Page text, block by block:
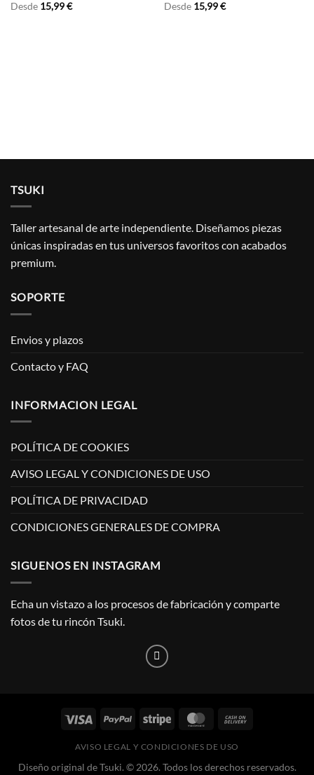
Desde 15,99€
Desde 15,99€
TSUKI
Taller artesanal de arte independiente. Diseñamos piezas
únicas inspiradas en tus universos favoritos con acabados
premium.
SOPORTE
Envios y plazos
Contacto y FAQ
INFORMACION LEGAL
POLÍTICA DE COOKIES
AVISO LEGAL Y CONDICIONES DE USO
POLÍTICA DE PRIVACIDAD
CONDICIONES GENERALES DE COMPRA
SIGUENOS EN INSTAGRAM
Echa un vistazo a los procesos de fabricación y comparte
fotos de tu rincón Tsuki.
AVISO LEGAL Y CONDICIONES DE USO
Diseño original de Tsuki. © 2026. Todos los derechos reservados.